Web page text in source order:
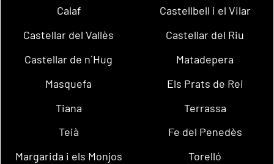
Calaf
Castellbell i el Vilar
Castellar del Vallès
Castellar del Riu
Castellar de n´Hug
Matadepera
Masquefa
Els Prats de Rei
Tiana
Terrassa
Teià
Fe del Penedès
Margarida i els Monjos
Torelló